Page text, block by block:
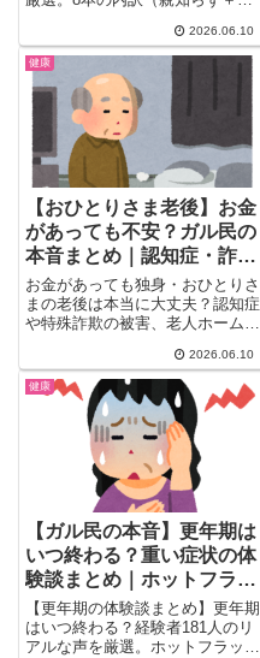
ックトライアングルや費用100
万・痛みのリスク、後悔しない歯
科の選び方まで一気にまとめまし
た。
2026.06.10
健康
【おひとりさま老後】お金
があっても不安？ガル民の
本音まとめ｜認知症・詐
欺・老人ホーム保証人
お金があっても独身・おひとりさ
まの老後は本当に大丈夫？認知症
や特殊詐欺の被害、老人ホームの
備えまで、ガル民177人のリアル
な本音と体験談を厳選してまとめ
ました。同じ不安を抱える40
代・50代女性は必見の内容で
2026.06.10
健康
【ガル民の本音】更年期は
いつ終わる？重い症状の体
験談まとめ｜ホットフラッ
シュ・うつ・HRT治療のリ
アル
【更年期の体験談まとめ】更年期
はいつ終わる？経験者181人のリ
アルな声を厳選。ホットフラッシ